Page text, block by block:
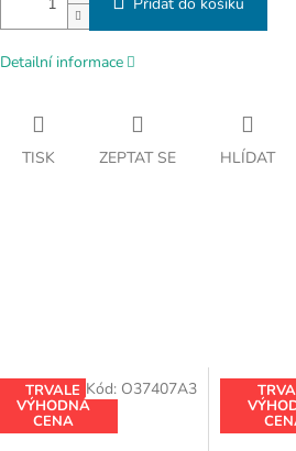
Přidat do košíku
Detailní informace
TISK ZEPTAT SE HLÍDAT
TRVALE
VÝHODNÁ
CENA
Kód: O37407A3